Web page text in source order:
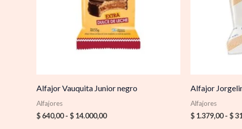
Alfajor Vauquita Junior negro
Alfajores
$ 640,00 - $ 14.000,00
Alfajor
Alfajores
$ 1.379,00 - $